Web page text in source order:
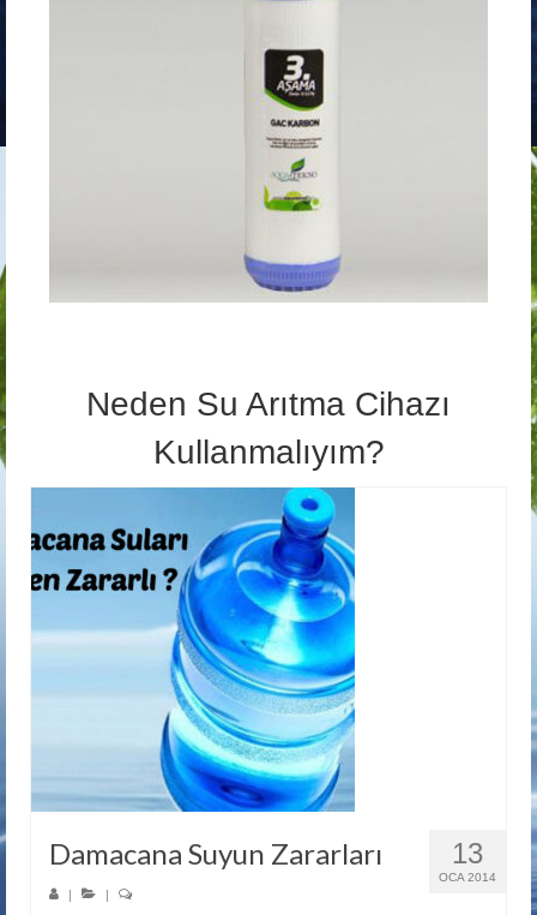
Neden Su Arıtma Cihazı
Kullanmalıyım?
13
OCA 2014
Damacana Suyun Zararları
| |